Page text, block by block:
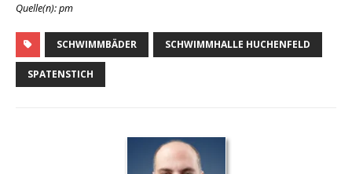
Quelle(n): pm
SCHWIMMBÄDER SCHWIMMHALLE HUCHENFELD
SPATENSTICH